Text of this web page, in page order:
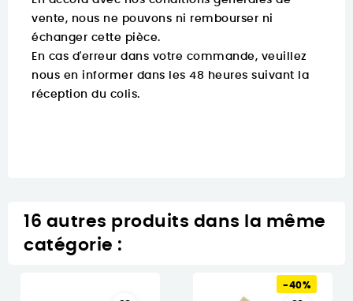
vente, nous ne pouvons ni rembourser ni
échanger cette pièce.
En cas d'erreur dans votre commande, veuillez
nous en informer dans les 48 heures suivant la
réception du colis.
16 autres produits dans la même
catégorie :
-40%